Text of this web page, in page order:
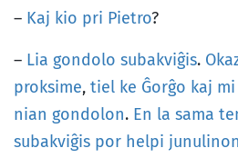
– Kaj kio pri Pietro?
– Lia gondolo subakviĝis.
proksime, tiel ke Ĝorĝo kaj mi
nian gondolon. En la sama
subakviĝis por helpi junulinon